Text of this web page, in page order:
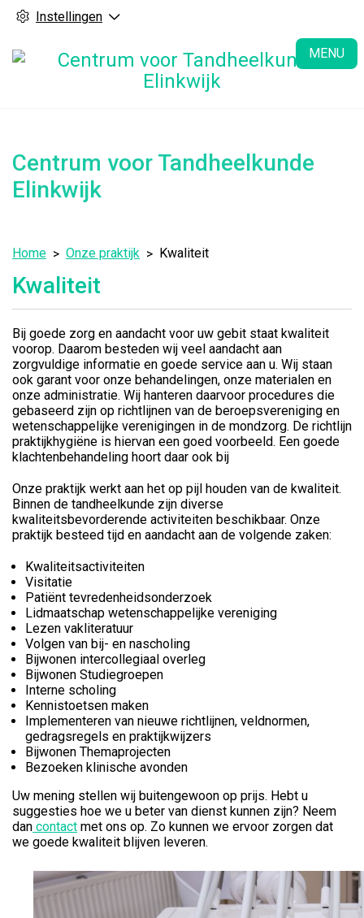
Instellingen
MENU
Centrum voor Tandheelkunde
Elinkwijk
Home Onze praktijk Kwaliteit
Kwaliteit
Bij goede zorg en aandacht voor uw gebit staat kwaliteit
voorop. Daarom besteden wij veel aandacht aan
zorgvuldige informatie en goede service aan u. Wij staan
ook garant voor onze behandelingen, onze materialen en
onze administratie. Wij hanteren daarvoor procedures die
gebaseerd zijn op richtlijnen van de beroepsvereniging en
wetenschappelijke verenigingen in de mondzorg. De richtlijn
praktijkhygiëne is hiervan een goed voorbeeld. Een goede
klachtenbehandeling hoort daar ook bij
Onze praktijk werkt aan het op pijl houden van de kwaliteit.
Binnen de tandheelkunde zijn diverse
kwaliteitsbevorderende activiteiten beschikbaar. Onze
praktijk besteed tijd en aandacht aan de volgende zaken:
Kwaliteitsactiviteiten
Visitatie
Patiënt tevredenheidsonderzoek
Lidmaatschap wetenschappelijke vereniging
Lezen vakliteratuur
Volgen van bij- en nascholing
Bijwonen intercollegiaal overleg
Bijwonen Studiegroepen
Interne scholing
Kennistoetsen maken
Implementeren van nieuwe richtlijnen, veldnormen,
gedragsregels en praktijkwijzers
Bijwonen Themaprojecten
Bezoeken klinische avonden
Uw mening stellen wij buitengewoon op prijs. Hebt u
suggesties hoe we u beter van dienst kunnen zijn? Neem
dan contact met ons op. Zo kunnen we ervoor zorgen dat
we goede kwaliteit blijven leveren.